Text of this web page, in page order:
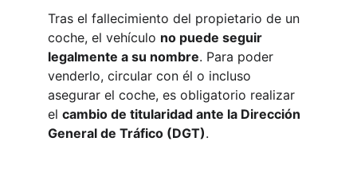
Tras el fallecimiento del propietario de un
coche, el vehículo no puede seguir
legalmente a su nombre. Para poder
venderlo, circular con él o incluso
asegurar el coche, es obligatorio realizar
el cambio de titularidad ante la Dirección
General de Tráfico (DGT).